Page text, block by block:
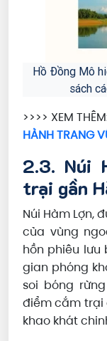
Hồ Đồng Mô
sách
>>>> XEM
HÀNH TRANG
2.3. Núi
trại gần
Núi Hàm Lợn,
của vùng
hồn phiêu lưu
gian phóng
soi bóng
điểm cắm trại
khao khát